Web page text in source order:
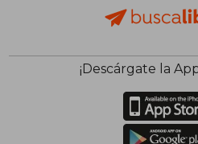
¡Descárgate la